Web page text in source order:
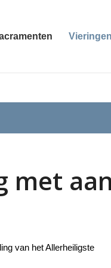
Vieringen
met
van het Allerheiligste